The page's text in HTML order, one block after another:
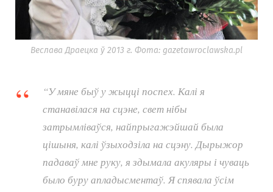
Веслава Драецка ў 2013 г. Фота: gazetawroclawska.pl
“У мяне быў у жыцці поспех. Калі я
станавілася на сцэне, свет нібы
затрымліваўся, найпрыгажэйшай была
цішыня, калі ўзыходзіла на сцэну. Дырыжор
падаваў мне руку, я здымала акуляры і чуваць
было буру апладысментаў. Я спявала ўсім